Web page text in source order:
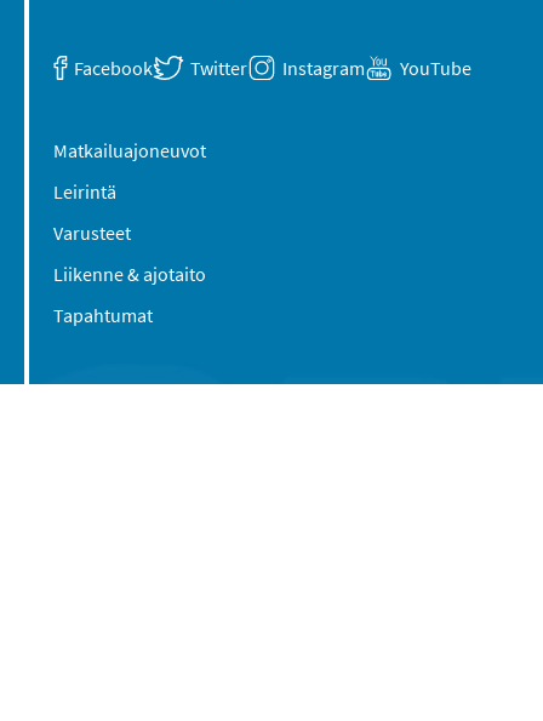
Facebook Twitter Instagram YouTube
Matkailuajoneuvot
Leirintä
Varusteet
Liikenne & ajotaito
Tapahtumat